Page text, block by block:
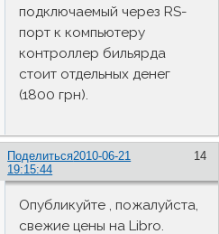
подключаемый через RS-
порт к компьютеру
контроллер бильярда
стоит отдельных денег
(1800 грн).
Поделиться 14
2010-06-21
19:15:44
Опубликуйте , пожалуйста,
свежие цены на Libro.